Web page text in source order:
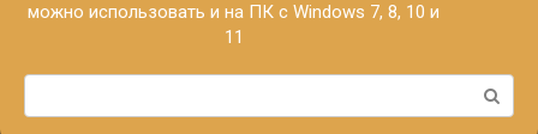
можно использовать и на ПК с Windows 7, 8, 10 и
11
Поиск: